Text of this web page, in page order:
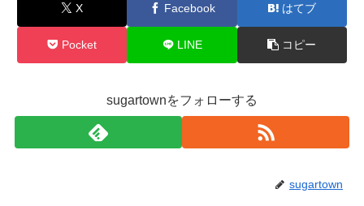
X Facebook はてブ
Pocket LINE コピー
sugartownをフォローする
sugartown